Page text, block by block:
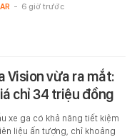
- 6 giờ trước
Vision vừa ra mắt:
chỉ 34 triệu đồng
xe ga có khả năng tiết kiệm
liệu ấn tượng, chỉ khoảng